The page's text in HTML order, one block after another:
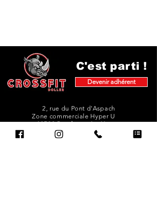
C'est parti !
Devenir adhérent
2, rue du Pont d'Aspach
Zone commerciale Hyper U
68520 Burnhaupt-Le-Haut